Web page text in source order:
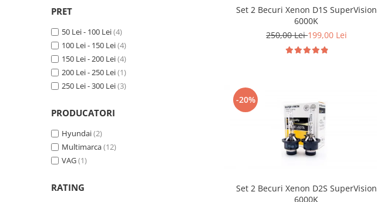
Volkswagen
Garnituri galerie admisie BMW
Kit reparatie faruri
Adaptoare auxiliare
Produse cu discount de pana la
PRET
50 Lei - 100 Lei(4)
100 Lei - 150 Lei(4)
150 Lei - 200 Lei(4)
200 Lei - 250 Lei(1)
250 Lei - 300 Lei(3)
PRODUCATORI
Hyundai(2)
Multimarca(12)
VAG(1)
RATING
Set 2 Becuri Xenon D1S SuperVision
6000K
250,00 Lei199,00 Lei
-20%
Set 2 Becuri Xenon D2S SuperVision
6000K